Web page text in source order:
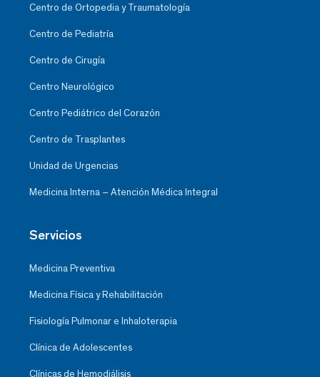
Centro de Ortopedia y Traumatología
Centro de Pediatría
Centro de Cirugía
Centro Neurológico
Centro Pediátrico del Corazón
Centro de Trasplantes
Unidad de Urgencias
Medicina Interna – Atención Médica Integral
Servicios
Medicina Preventiva
Medicina Física y Rehabilitación
Fisiología Pulmonar e Inhaloterapia
Clínica de Adolescentes
Clínicas de Hemodiálisis